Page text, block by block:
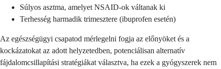
Súlyos asztma, amelyet NSAID-ok váltanak ki
Terhesség harmadik trimesztere (ibuprofen esetén)
Az egészségügyi csapatod mérlegelni fogja az előnyöket és a
kockázatokat az adott helyzetedben, potenciálisan alternatív
fájdalomcsillapítási stratégiákat választva, ha ezek a gyógyszerek nem